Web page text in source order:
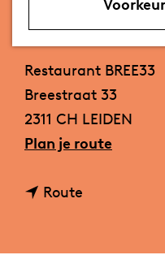
Restaurant BREE33
Breestraat 33
2311 CH LEIDEN
Plan je routen
Route